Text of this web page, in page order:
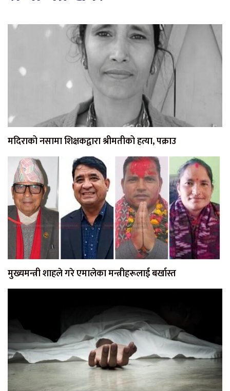
मदिराको नसामा शिक्षकद्वारा श्रीमतीको हत्या, पक्राउ
मुख्यमन्त्री शाहले गरे एमालेका मन्त्रीहरूलाई बर्खास्त